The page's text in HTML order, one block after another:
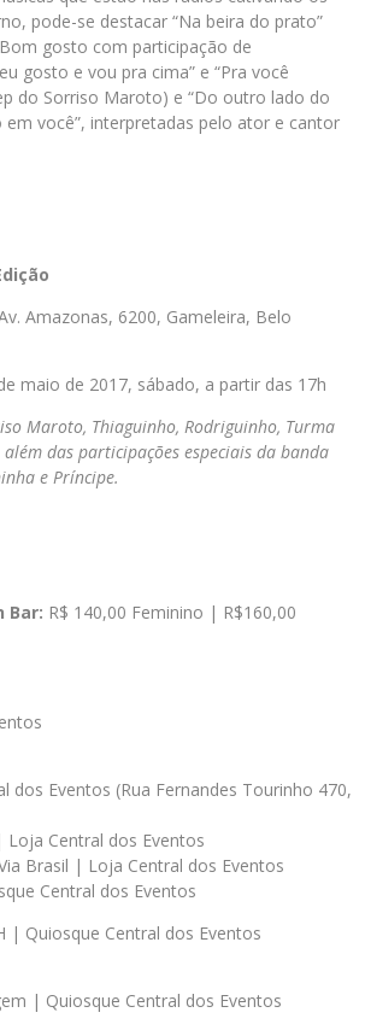
pode-se destacar “Na beira do prato”
gosto com participação de
gosto e vou pra cima” e “Pra você
do Sorriso Maroto) e “Do outro lado do
em você”, interpretadas pelo ator e cantor
Amazonas, 6200, Gameleira, Belo
maio de 2017, sábado, a partir das 17h
Maroto, Thiaguinho, Rodriguinho, Turma
das participações especiais da banda
e Príncipe.
Bar: R$ 140,00 Feminino | R$160,00
dos Eventos (Rua Fernandes Tourinho 470,
Loja Central dos Eventos
Brasil | Loja Central dos Eventos
Central dos Eventos
| Quiosque Central dos Eventos
| Quiosque Central dos Eventos